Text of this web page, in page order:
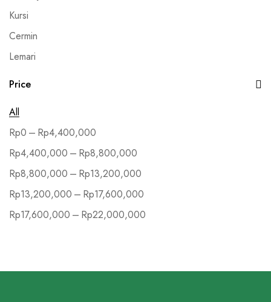
Kursi
Cermin
Lemari
Meja
Tempat Tidur
Price
All
Rp0 – Rp4,400,000
Rp4,400,000 – Rp8,800,000
Rp8,800,000 – Rp13,200,000
Rp13,200,000 – Rp17,600,000
Rp17,600,000 – Rp22,000,000